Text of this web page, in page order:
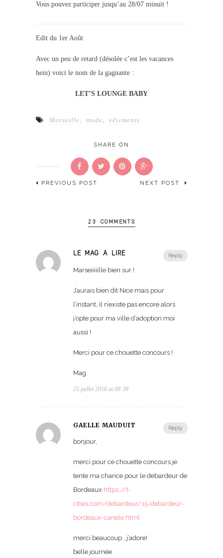
Vous pouvez participer jusqu’au 28/07 minuit !
Edit du 1er Août
Avec un peu de retard (désolée c’est les vacances
hein) voici le nom de la gagnante :
LET’S LOUNGE BABY
Marseille mode vêtements
SHARE ON
PREVIOUS POST NEXT POST
23 COMMENTS
Reply
LE MAG À LIRE
Marseiiiiille bien sur !
J’aurais bien dit Nice mais pour
l’instant, il n’existe pas encore alors
j’opte pour ma ville d’adoption moi
aussi !
Merci pour ce chouette concours !
Mag
25 juillet 2016 at 08:38
Reply
GAELLE MAUDUIT
bonjour,
merci pour ce chouette concours je
tente ma chance pour le debardeur de
Bordeaux https://t-
cities.com/debardeur/15-debardeur-
bordeaux-canele.html
merci beaucoup , j’adore!
belle journée